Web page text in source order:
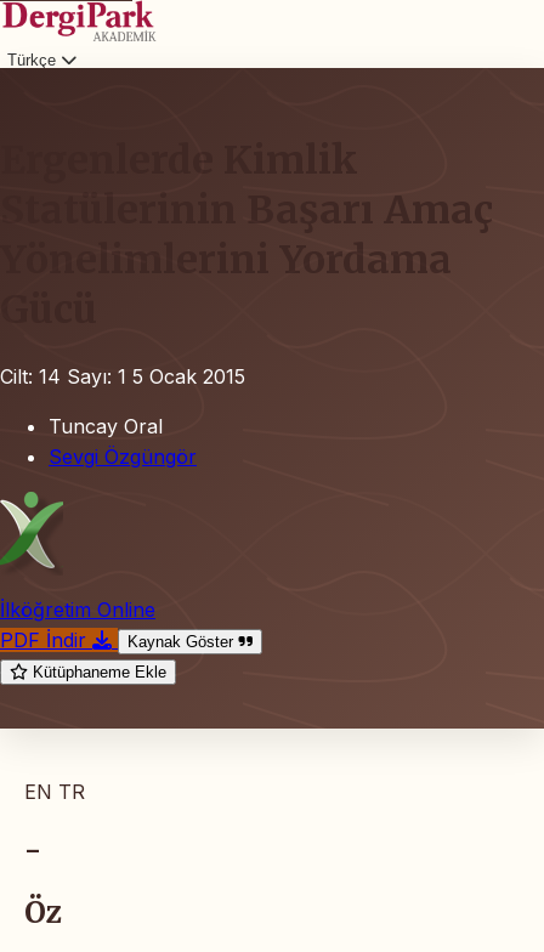
Türkçe
Statülerinin Başarı Amaç
Yönelimlerini Yordama
Cilt: 14 Sayı: 1 5 Ocak 2015
Tuncay Oral
Sevgi Özgüngör
İlköğretim Online
PDF İndir
Kaynak Göster
Kütüphaneme Ekle
EN TR
-
Öz